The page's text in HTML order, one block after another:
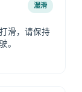
湿滑
滑，请保持
。